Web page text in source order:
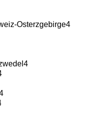
Osterzgebirge4
4